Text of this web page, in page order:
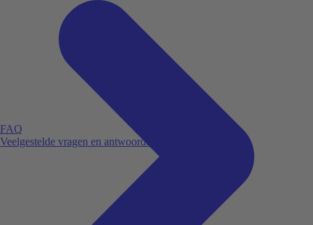
FAQ
Veelgestelde vragen en antwoorden.